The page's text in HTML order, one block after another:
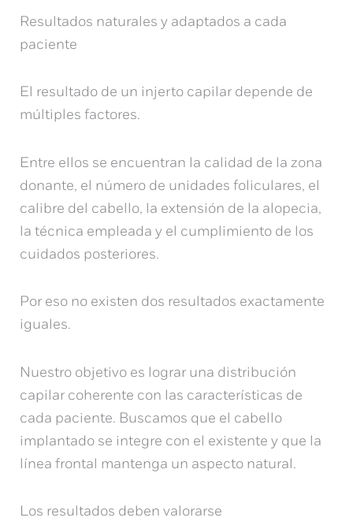
Resultados naturales y adaptados a cada
paciente
El resultado de un injerto capilar depende de
múltiples factores.
Entre ellos se encuentran la calidad de la zona
donante, el número de unidades foliculares, el
calibre del cabello, la extensión de la alopecia,
la técnica empleada y el cumplimiento de los
cuidados posteriores.
Por eso no existen dos resultados exactamente
iguales.
Nuestro objetivo es lograr una distribución
capilar coherente con las características de
cada paciente. Buscamos que el cabello
implantado se integre con el existente y que la
línea frontal mantenga un aspecto natural.
Los resultados deben valorarse